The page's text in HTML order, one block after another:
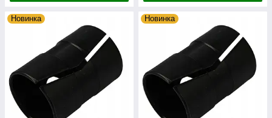
Новинка Новинка